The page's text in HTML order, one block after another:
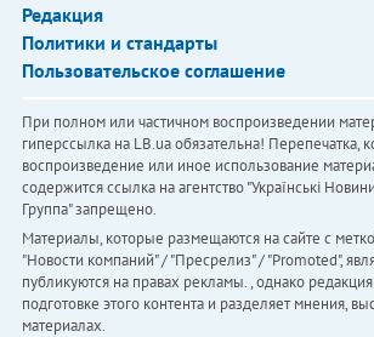
Редакция
Политики и стандарты
Пользовательское соглашение
При полном или частичном воспроизведении
гиперссылка на LB.ua обязательна! Перепечатка,
воспроизведение или иное использование
содержится ссылка на агентство "Українськi
Группа" запрещено.
Материалы, которые размещаются на сайте с
"Новости компаний" / "Пресрелиз" / "Promoted",
публикуются на правах рекламы. , однако редакция
подготовке этого контента и разделяет мнения,
материалах.